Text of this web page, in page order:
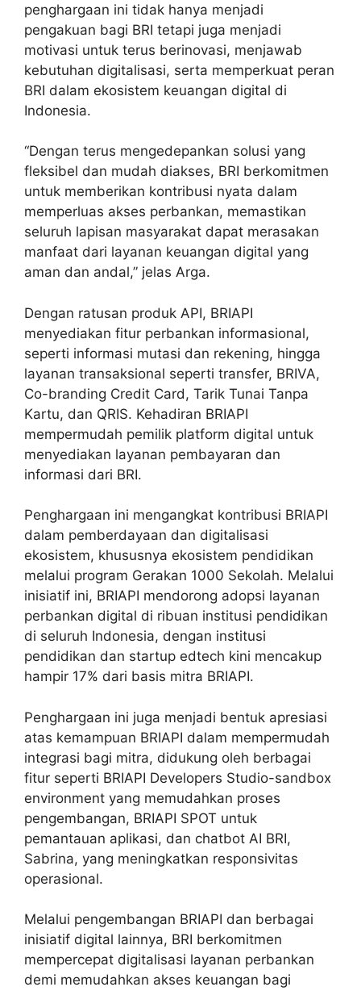
penghargaan ini tidak hanya menjadi
pengakuan bagi BRI tetapi juga menjadi
motivasi untuk terus berinovasi, menjawab
kebutuhan digitalisasi, serta memperkuat peran
BRI dalam ekosistem keuangan digital di
Indonesia.
“Dengan terus mengedepankan solusi yang
fleksibel dan mudah diakses, BRI berkomitmen
untuk memberikan kontribusi nyata dalam
memperluas akses perbankan, memastikan
seluruh lapisan masyarakat dapat merasakan
manfaat dari layanan keuangan digital yang
aman dan andal,” jelas Arga.
Dengan ratusan produk API, BRIAPI
menyediakan fitur perbankan informasional,
seperti informasi mutasi dan rekening, hingga
layanan transaksional seperti transfer, BRIVA,
Co-branding Credit Card, Tarik Tunai Tanpa
Kartu, dan QRIS. Kehadiran BRIAPI
mempermudah pemilik platform digital untuk
menyediakan layanan pembayaran dan
informasi dari BRI.
Penghargaan ini mengangkat kontribusi BRIAPI
dalam pemberdayaan dan digitalisasi
ekosistem, khususnya ekosistem pendidikan
melalui program Gerakan 1000 Sekolah. Melalui
inisiatif ini, BRIAPI mendorong adopsi layanan
perbankan digital di ribuan institusi pendidikan
di seluruh Indonesia, dengan institusi
pendidikan dan startup edtech kini mencakup
hampir 17% dari basis mitra BRIAPI.
Penghargaan ini juga menjadi bentuk apresiasi
atas kemampuan BRIAPI dalam mempermudah
integrasi bagi mitra, didukung oleh berbagai
fitur seperti BRIAPI Developers Studio-sandbox
environment yang memudahkan proses
pengembangan, BRIAPI SPOT untuk
pemantauan aplikasi, dan chatbot AI BRI,
Sabrina, yang meningkatkan responsivitas
operasional.
Melalui pengembangan BRIAPI dan berbagai
inisiatif digital lainnya, BRI berkomitmen
mempercepat digitalisasi layanan perbankan
demi memudahkan akses keuangan bagi